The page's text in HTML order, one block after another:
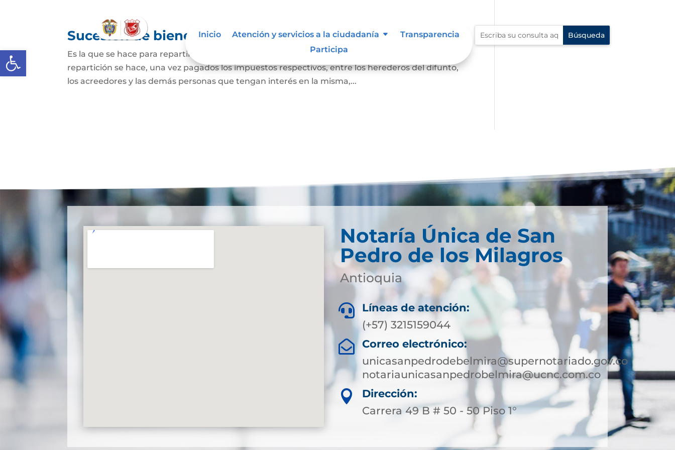
Abrir barra de herramientas
Inicio Atención y servicios a la ciudadanía
Transparencia
Participa
Sucesión de bienes por causa de muerte
Es la que se hace para repartir los bienes del difunto, restando de ellos las deudas que tenía. Esta
repartición se hace, una vez pagados los impuestos respectivos, entre los herederos del difunto,
los acreedores y las demás personas que tengan interés en la misma,...
Notaría Única de San
Pedro de los Milagros
Antioquia

Líneas de atención:
(+57) 3215159044

Correo electrónico:
unicasanpedrodebelmira@supernotariado.gov.co
notariaunicasanpedrobelmira@ucnc.com.co

Dirección:
Carrera 49 B # 50 - 50 Piso 1°